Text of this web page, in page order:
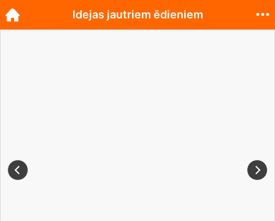
Idejas jautriem ēdieniem